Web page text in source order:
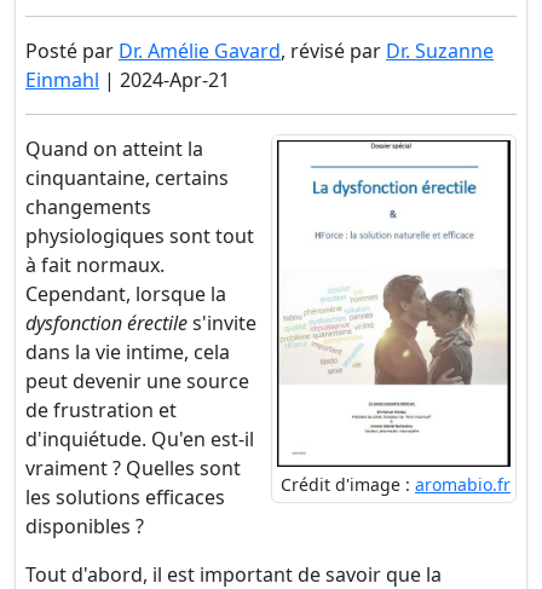
Posté par Dr. Amélie Gavard, révisé par Dr. Suzanne
Einmahl | 2024-Apr-21
Crédit d'image : aromabio.fr
Quand on atteint la
cinquantaine, certains
changements
physiologiques sont tout
à fait normaux.
Cependant, lorsque la
dysfonction érectiles'invite
dans la vie intime, cela
peut devenir une source
de frustration et
d'inquiétude. Qu'en est-il
vraiment ? Quelles sont
les solutions efficaces
disponibles ?
Tout d'abord, il est important de savoir que la